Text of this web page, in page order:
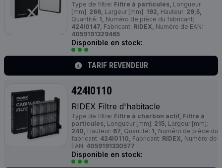
Type de filtre: Filtre à particules, Longueur
[mm]: 266, Largeur [mm]: 192, Hauteur: 29,5,
Quantité: 1, Numéro de pièce du fabricant:
424I0147, Fabricant: RIDEX, Numéro de EAN:
4059191329465
Disponible en stock:
TARIF REVENDEUR
424I0110
RIDEX Filtre d'habitacle
Type de filtre: Filtre à charbon actif, Filtre à
particules, Longueur [mm]: 215, Largeur [mm]:
240, Hauteur: 67, Quantité: 1, Numéro de pièce du
fabricant: 424I0110, Fabricant: RIDEX, Numéro de
EAN: 4059191330577
Disponible en stock: